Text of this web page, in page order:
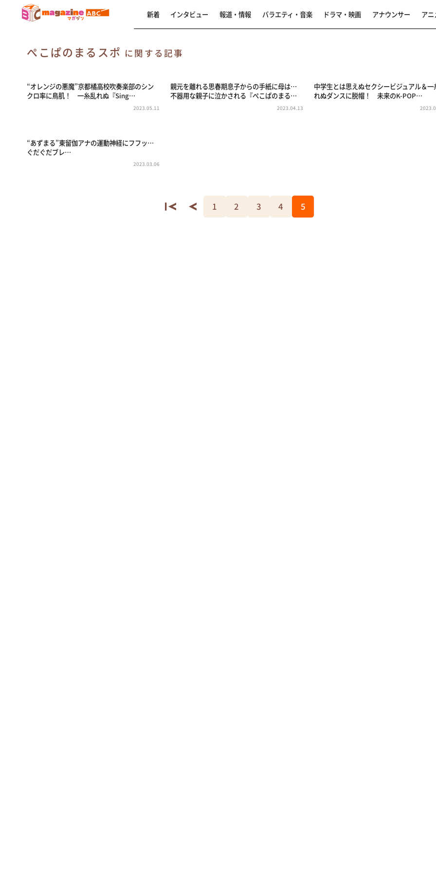
新着 インタビュー 報道・情報 バラエティ・音楽 ドラマ・映画 アナウンサー アニ
ぺこぱのまるスポ に関する記事
“オレンジの悪魔”京都橘高校吹奏楽部のシン
クロ率に鳥肌！ 一糸乱れぬ『Sing…
2023.05.11
親元を離れる思春期息子からの手紙に母は…
不器用な親子に泣かされる『ぺこぱのまる…
2023.04.13
中学生とは思えぬセクシービジュアル＆一
れぬダンスに脱帽！ 未来のK-POP…
“あずまる”東留伽アナの運動神経にフフッ…
ぐだぐだブレ…
2023.03.06
1 2 3 4 5